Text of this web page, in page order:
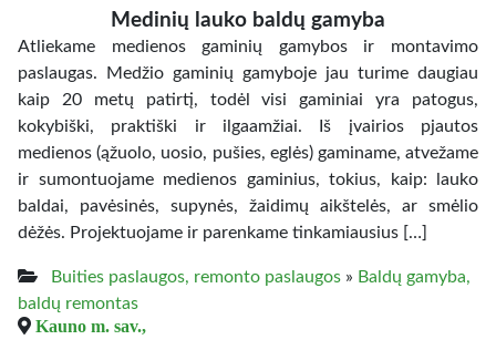
Medinių lauko baldų gamyba
Atliekame medienos gaminių gamybos ir montavimo
paslaugas. Medžio gaminių gamyboje jau turime daugiau
kaip 20 metų patirtį, todėl visi gaminiai yra patogus,
kokybiški, praktiški ir ilgaamžiai. Iš įvairios pjautos
medienos (ąžuolo, uosio, pušies, eglės) gaminame, atvežame
ir sumontuojame medienos gaminius, tokius, kaip: lauko
baldai, pavėsinės, supynės, žaidimų aikštelės, ar smėlio
dėžės. Projektuojame ir parenkame tinkamiausius […]
Buities paslaugos, remonto paslaugos » Baldų gamyba,
baldų remontas
Kauno m. sav.,